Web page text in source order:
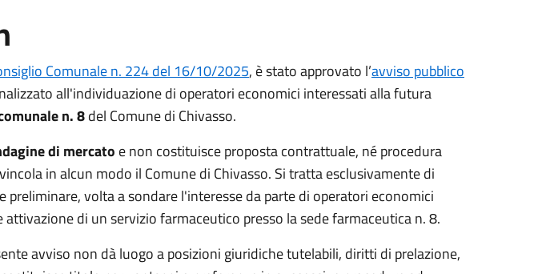
Comunale n. 224 del 16/10/2025, è stato approvato l’avviso pubblico
all'individuazione di operatori economici interessati alla futura
n. 8del Comune di Chivasso.
di mercato e non costituisce proposta contrattuale, né procedura
in alcun modo il Comune di Chivasso. Si tratta esclusivamente di
preliminare, volta a sondare l'interesse da parte di operatori economici
di un servizio farmaceutico presso la sede farmaceutica n. 8.
avviso non dà luogo a posizioni giuridiche tutelabili, diritti di prelazione,